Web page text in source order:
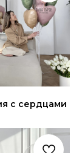
с сердцами